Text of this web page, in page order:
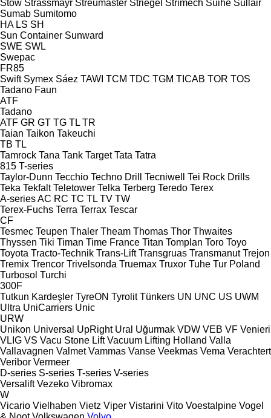
Stow Strassmayr Streumaster Striegel Strimech Suihe Sullair
Sumab Sumitomo
HA LS SH
Sun Container Sunward
SWE SWL
Swepac
FR85
Swift Symex Sáez TAWI TCM TDC TGM TICAB TOR TOS
Tadano Faun
ATF
Tadano
ATF GR GT TG TL TR
Taian Taikon Takeuchi
TB TL
Tamrock Tana Tank Target Tata Tatra
815 T-series
Taylor-Dunn Tecchio Techno Drill Tecniwell
Tei Rock Drills
Teka Tekfalt Teletower Telka Terberg Teredo Terex
A-seriesAC RC TC TL TV TW
Terex-Fuchs Terra Terrax Tescar
CF
Tesmec Teupen Thaler Theam Thomas Thor Thwaites
Thyssen Tiki Timan Time France Titan Tomplan Toro Toyo
Toyota Tracto-Technik Trans-Lift Transgruas Transmanut Trejon
Tremix Trencor Trivelsonda Truemax Truxor Tuhe Tur Poland
Turbosol Turchi
300F
Tutkun Kardeşler TyreON Tyrolit Tünkers UN UNC US UWM
Ultra UniCarriers Unic
URW
Unikon Universal UpRight Ural Uğurmak VDW VEB VF Venieri
VLIG VS Vacu Stone Lift Vacuum Lifting Holland Valla
Vallavagnen Valmet Vammas Vanse Veekmas Vema Verachtert
Veribor Vermeer
D-series S-series T-series V-series
Versalift Vezeko Vibromax
W
Vicario Vielhaben Vietz Viper Vistarini Vito Voestalpine Vogel